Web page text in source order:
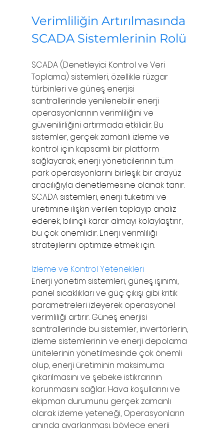
Verimliliğin Artırılmasında
SCADA Sistemlerinin Rolü
SCADA (Denetleyici Kontrol ve Veri
Toplama) sistemleri, özellikle rüzgar
türbinleri ve güneş enerjisi
santrallerinde yenilenebilir enerji
operasyonlarının verimliliğini ve
güvenilirliğini artırmada etkilidir. Bu
sistemler, gerçek zamanlı izleme ve
kontrol için kapsamlı bir platform
sağlayarak, enerji yöneticilerinin tüm
park operasyonlarını birleşik bir arayüz
aracılığıyla denetlemesine olanak tanır.
SCADA sistemleri, enerji tüketimi ve
üretimine ilişkin verileri toplayıp analiz
ederek, bilinçli karar almayı kolaylaştırır;
bu çok önemlidir. Enerji verimliliği
stratejilerini optimize etmek için.
İzleme ve Kontrol Yetenekleri
Enerji yönetim sistemleri, güneş ışınımı,
panel sıcaklıkları ve güç çıkışı gibi kritik
parametreleri izleyerek operasyonel
verimliliği artırır. Güneş enerjisi
santrallerinde bu sistemler, invertörlerin,
izleme sistemlerinin ve enerji depolama
ünitelerinin yönetilmesinde çok önemli
olup, enerji üretiminin maksimuma
çıkarılmasını ve şebeke istikrarının
korunmasını sağlar. Hava koşullarını ve
ekipman durumunu gerçek zamanlı
olarak izleme yeteneği, Operasyonların
anında ayarlanması, böylece enerji